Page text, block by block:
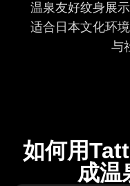
温泉友好纹身展
适合日本文化环
与
如何用
成温